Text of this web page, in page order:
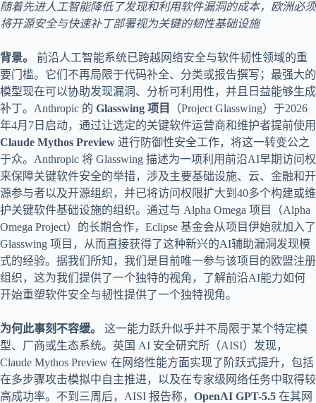
随着先进人工智能降低了发现和利用软件漏洞的成本，欧洲必须
将开源安全与快速补丁部署视为关键的韧性基础设施
背景。
前沿人工智能系统已跨越网络安全与软件韧性领域的重
要门槛。它们不再局限于代码补全、分类或报告撰写；最强大的
模型现在可以协助发现漏洞、分析可利用性，并且日益能够生成
补丁。Anthropic 的 Glasswing 项目
（Project Glasswing）于2026
年4月7日启动，通过让选定的关键软件运营商和维护者提前使用
Claude Mythos Preview 进行防御性安全工作，将这一转变公之
于众。Anthropic 将 Glasswing 描述为一项利用前沿AI早期访问权
来保障关键软件安全的举措，涉及主要基础设施、云、金融和开
源参与者以及开源组织，并已将访问权限扩大到40多个构建或维
护关键软件基础设施的组织。通过与 Alpha Omega 项目（Alpha
Omega Project）的长期合作，Eclipse 基金会从项目伊始就加入了
Glasswing 项目，从而直接获得了这种新兴的AI辅助漏洞发现模
式的经验。据我们所知，我们是目前唯一参与该项目的欧盟注册
组织，这为我们提供了一个独特的视角，了解前沿AI能力如何
开始重塑软件安全与韧性提供了一个独特视角。
为何此事刻不容缓。
这一能力跃升似乎并不局限于某个特定模
型、厂商或生态系统。英国 AI 安全研究所（AISI）发现，
Claude Mythos Preview 在网络性能方面实现了阶跃式提升，包括
在多步骤攻击模拟中自主推进，以及在专家级网络任务中取得较
高成功率。不到三周后，AISI 报告称， OpenAI GPT-5.5 在其网